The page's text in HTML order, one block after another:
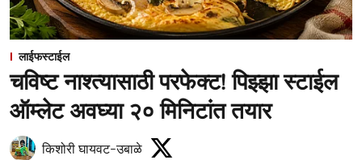
लाईफस्टाईल
चविष्ट नाश्त्यासाठी परफेक्ट! पिझ्झा स्टाईल
ऑम्लेट अवघ्या २० मिनिटांत तयार
किशोरी घायवट-उबाळे